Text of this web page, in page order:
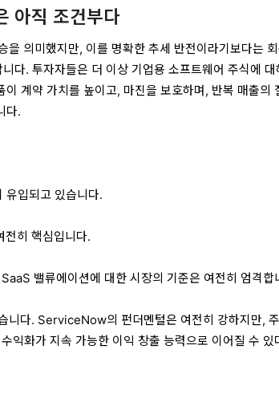
아직 조건부다
의미했지만, 이를 명확한 추세 반전이라기보다는
다. 투자자들은 더 이상 기업용 소프트웨어 주식에 대
계약 가치를 높이고, 마진을 보호하며, 반복 매출의
다.
유입되고 있습니다.
히 핵심입니다.
밸류에이션에 대한 시장의 기준은 여전히 엄격합
니다. ServiceNow의 펀더멘털은 여전히 강하지만, 주
익화가 지속 가능한 이익 창출 능력으로 이어질 수 있